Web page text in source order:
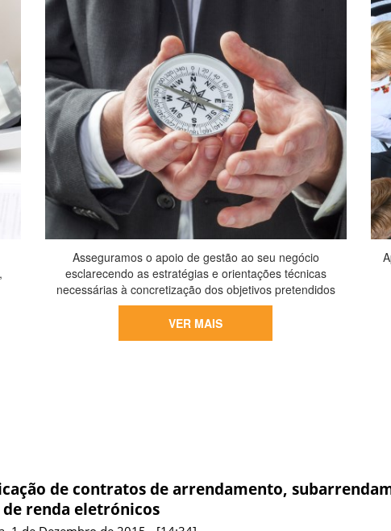
Asseguramos o apoio de gestão ao seu negócio
esclarecendo as estratégias e orientações técnicas
necessárias à concretização dos objetivos pretendidos
VER MAIS
de contratos de arrendamento,
renda eletrónicos